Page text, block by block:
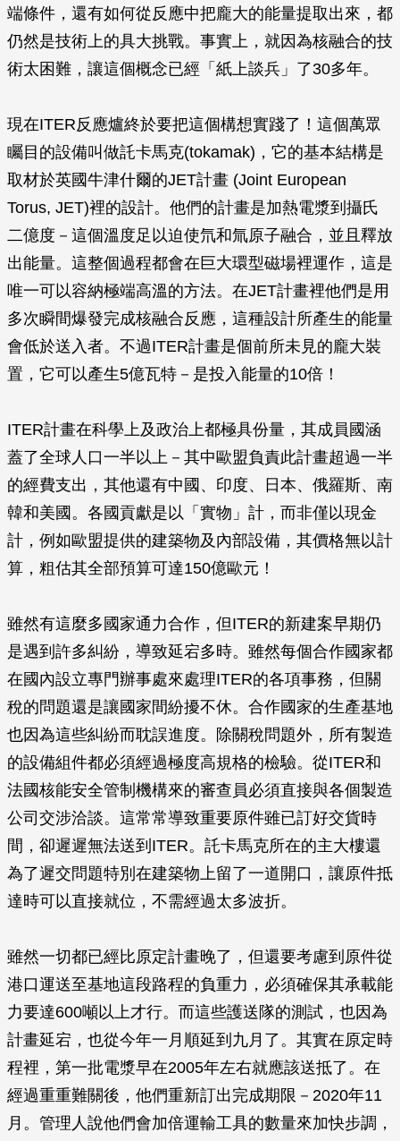
端條件，還有如何從反應中把龐大的能量提取出來，都
仍然是技術上的具大挑戰。事實上，就因為核融合的技
術太困難，讓這個概念已經「紙上談兵」了30多年。
現在ITER反應爐終於要把這個構想實踐了！這個萬眾
矚目的設備叫做託卡馬克(tokamak)，它的基本結構是
取材於英國牛津什爾的JET計畫 (Joint European
Torus, JET)裡的設計。他們的計畫是加熱電漿到攝氏
二億度－這個溫度足以迫使氘和氚原子融合，並且釋放
出能量。這整個過程都會在巨大環型磁場裡運作，這是
唯一可以容納極端高溫的方法。在JET計畫裡他們是用
多次瞬間爆發完成核融合反應，這種設計所產生的能量
會低於送入者。不過ITER計畫是個前所未見的龐大裝
置，它可以產生5億瓦特－是投入能量的10倍！
ITER計畫在科學上及政治上都極具份量，其成員國涵
蓋了全球人口一半以上－其中歐盟負責此計畫超過一半
的經費支出，其他還有中國、印度、日本、俄羅斯、南
韓和美國。各國貢獻是以「實物」計，而非僅以現金
計，例如歐盟提供的建築物及內部設備，其價格無以計
算，粗估其全部預算可達150億歐元！
雖然有這麼多國家通力合作，但ITER的新建案早期仍
是遇到許多糾紛，導致延宕多時。雖然每個合作國家都
在國內設立專門辦事處來處理ITER的各項事務，但關
稅的問題還是讓國家間紛擾不休。合作國家的生產基地
也因為這些糾紛而耽誤進度。除關稅問題外，所有製造
的設備組件都必須經過極度高規格的檢驗。從ITER和
法國核能安全管制機構來的審查員必須直接與各個製造
公司交涉洽談。這常常導致重要原件雖已訂好交貨時
間，卻遲遲無法送到ITER。託卡馬克所在的主大樓還
為了遲交問題特別在建築物上留了一道開口，讓原件抵
達時可以直接就位，不需經過太多波折。
雖然一切都已經比原定計畫晚了，但還要考慮到原件從
港口運送至基地這段路程的負重力，必須確保其承載能
力要達600噸以上才行。而這些護送隊的測試，也因為
計畫延宕，也從今年一月順延到九月了。其實在原定時
程裡，第一批電漿早在2005年左右就應該送抵了。在
經過重重難關後，他們重新訂出完成期限－2020年11
月。管理人說他們會加倍運輸工具的數量來加快步調，